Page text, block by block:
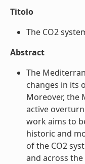
Titolo
The CO2
Abstract
The
changes in its
Moreover, the
active
work aims to
historic and
of the CO2
and across